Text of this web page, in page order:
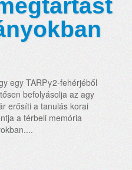
egy TARPγ2-fehérjéből
befolyásolja az agy
erősíti a tanulás korai
a térbeli memória